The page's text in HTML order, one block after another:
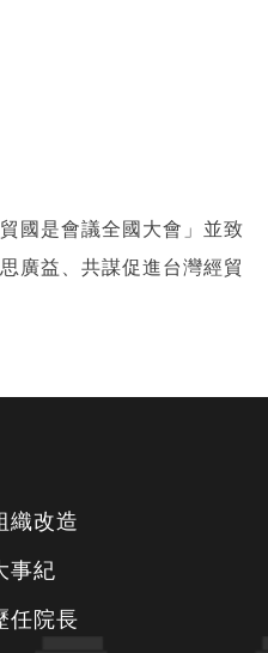
國是會議全國大會」並致
廣益、共謀促進台灣經貿
織改造
事紀
任院長